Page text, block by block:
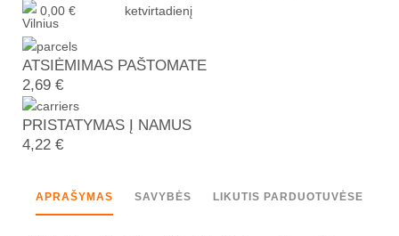
0,00 €
ketvirtadienį
ATSIĖMIMAS PAŠTOMATE
2,69 €
PRISTATYMAS Į NAMUS
4,22 €
APRAŠYMAS SAVYBĖS LIKUTIS PARDUOTUVĖSE